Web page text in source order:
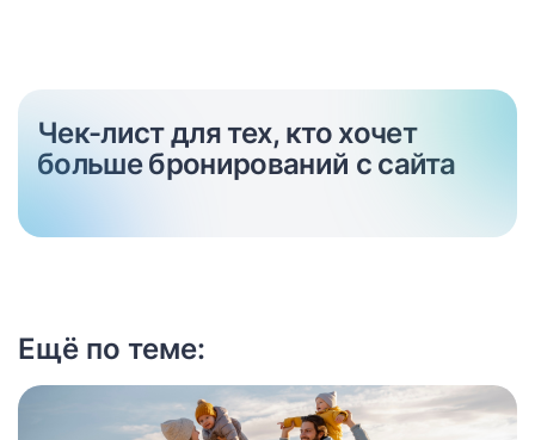
Чек-лист для тех, кто хочет
больше бронирований с сайта
Ещё по теме: